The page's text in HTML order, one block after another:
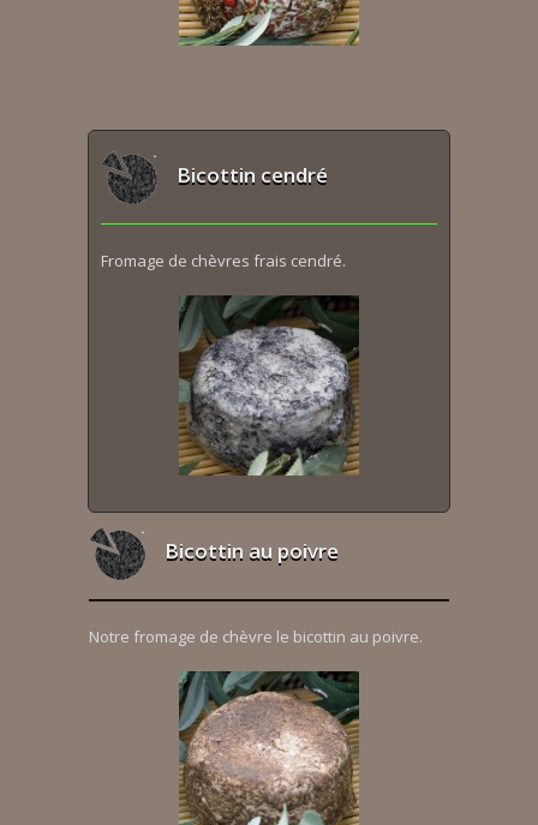
Bicottin cendré
Fromage de chèvres frais cendré.
Bicottin au poivre
Notre fromage de chèvre le bicottin au poivre.